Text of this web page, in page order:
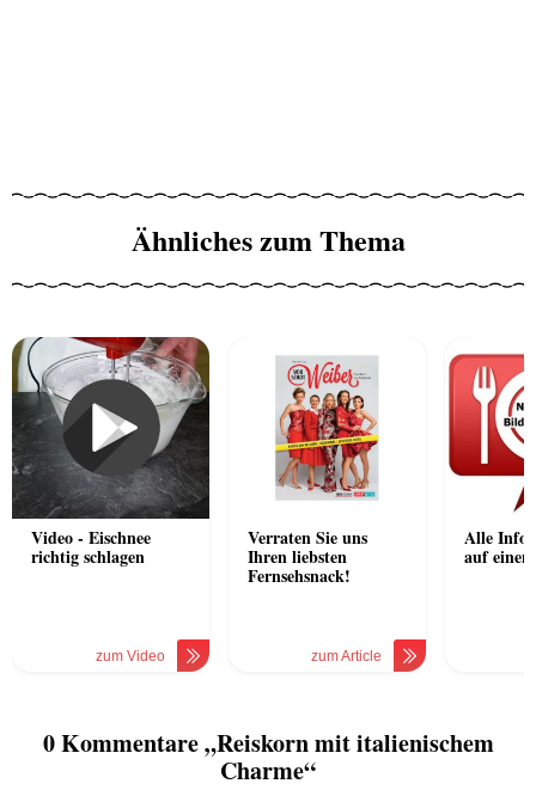
Ähnliches zum Thema
Video - Eischnee
richtig schlagen
zum Video
Verraten Sie uns
Ihren liebsten
Fernsehsnack!
zum Article
Alle
auf
0 Kommentare „Reiskorn mit italienischem
Charme“